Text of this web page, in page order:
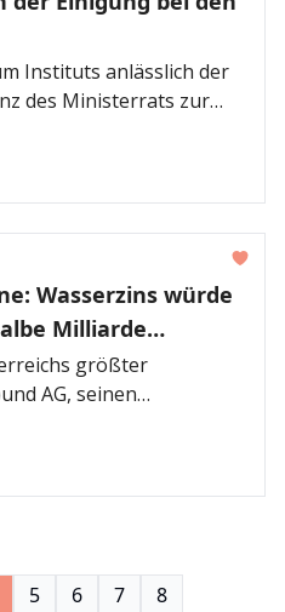
der OeNB
die Nationalbank
das Momentum Institut
um diese
Instituts anlässlich der
des Ministerrats zur
Wasserzins würde
Milliarde
größter
AG, seinen
Ausbruch der
der Energiekonzern
an Übergewinnen.
Abschöpfung ab, wie
Daher empfiehlt das
5 6 7 8